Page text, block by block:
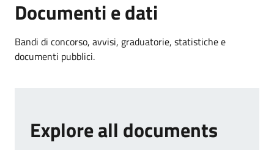
Documenti e dati
Bandi di concorso, avvisi, graduatorie, statistiche e
documenti pubblici.
Explore all documents